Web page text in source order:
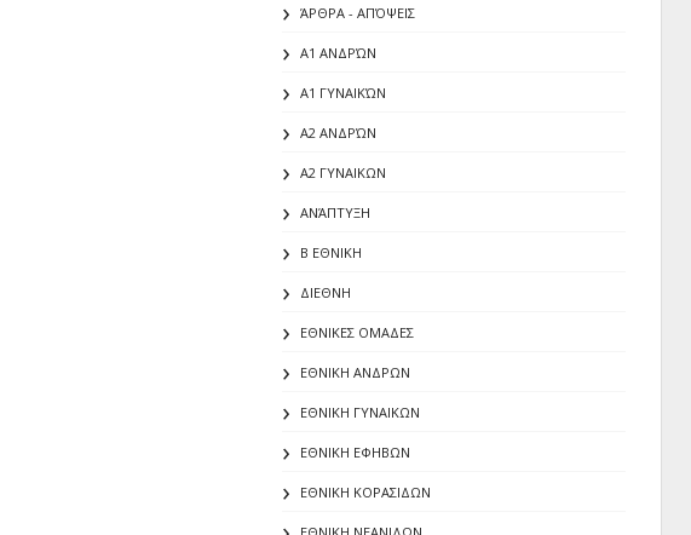
ΆΡΘΡΑ - ΑΠΌΨΕΙΣ
Α1 ΑΝΔΡΏΝ
Α1 ΓΥΝΑΙΚΏΝ
Α2 ΑΝΔΡΏΝ
Α2 ΓΥΝΑΙΚΩΝ
ΑΝΆΠΤΥΞΗ
Β ΕΘΝΙΚΗ
ΔΙΕΘΝΗ
ΕΘΝΙΚΕΣ ΟΜΑΔΕΣ
ΕΘΝΙΚΗ ΑΝΔΡΩΝ
ΕΘΝΙΚΗ ΓΥΝΑΙΚΩΝ
ΕΘΝΙΚΗ ΕΦΗΒΩΝ
ΕΘΝΙΚΗ ΚΟΡΑΣΙΔΩΝ